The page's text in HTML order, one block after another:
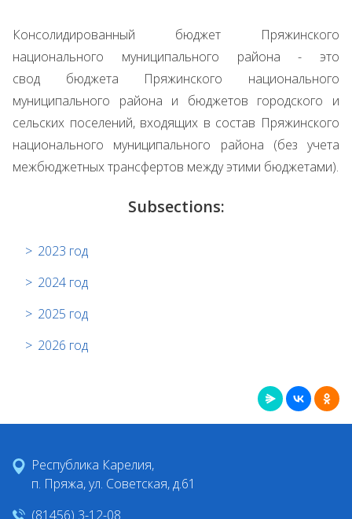
Консолидированный бюджет Пряжинского
национального муниципального района - это
свод бюджета Пряжинского национального
муниципального района и бюджетов городского и
сельских поселений, входящих в состав Пряжинского
национального муниципального района (без учета
межбюджетных трансфертов между этими бюджетами).
Subsections:
2023 год
2024 год
2025 год
2026 год
Республика Карелия,
п. Пряжа, ул. Советская, д.61
(81456) 3-12-08